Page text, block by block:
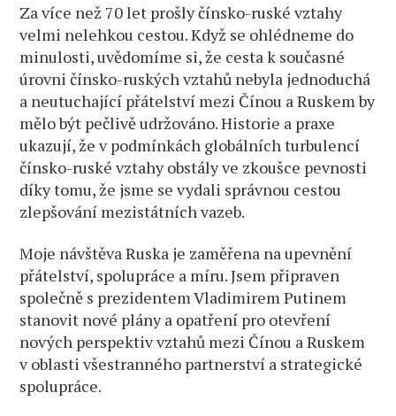
Za více než 70 let prošly čínsko-ruské vztahy
velmi nelehkou cestou. Když se ohlédneme do
minulosti, uvědomíme si, že cesta k současné
úrovni čínsko-ruských vztahů nebyla jednoduchá
a neutuchající přátelství mezi Čínou a Ruskem by
mělo být pečlivě udržováno. Historie a praxe
ukazují, že v podmínkách globálních turbulencí
čínsko-ruské vztahy obstály ve zkoušce pevnosti
díky tomu, že jsme se vydali správnou cestou
zlepšování mezistátních vazeb.
Moje návštěva Ruska je zaměřena na upevnění
přátelství, spolupráce a míru. Jsem připraven
společně s prezidentem Vladimirem Putinem
stanovit nové plány a opatření pro otevření
nových perspektiv vztahů mezi Čínou a Ruskem
v oblasti všestranného partnerství a strategické
spolupráce.